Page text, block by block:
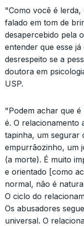
"Como você é
falado em tom de
desapercebido pela
entender que esse
desrespeito se a
doutora em
USP.
"Podem achar que é
é. O relacionamento
tapinha, um segurar
empurrãozinho, um
(a morte). É muito
e orientado [como
normal, não é
O ciclo do
Os abusadores
universal. O